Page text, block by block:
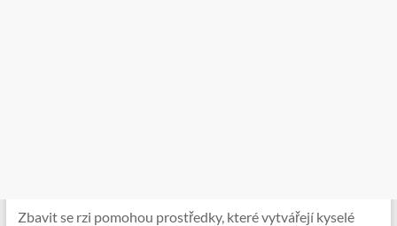
Zbavit se rzi pomohou prostředky, které vytvářejí kyselé